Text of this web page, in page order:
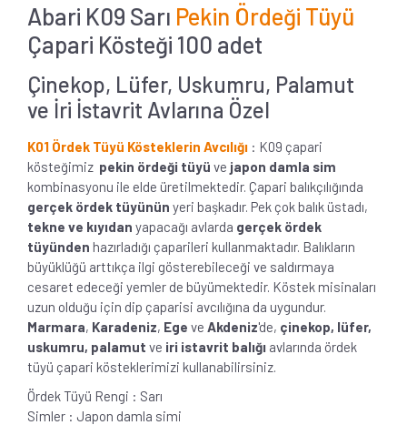
Abari K09 Sarı Pekin Ördeği Tüyü
Çapari Kösteği 100 adet
Çinekop, Lüfer, Uskumru, Palamut
ve İri İstavrit Avlarına Özel
K01 Ördek Tüyü Kösteklerin Avcılığı : K09 çapari
kösteğimiz pekin ördeği tüyü ve japon damla sim
kombinasyonu ile elde üretilmektedir. Çapari balıkçılığında
gerçek ördek tüyünün yeri başkadır. Pek çok balık üstadı,
tekne ve kıyıdan yapacağı avlarda gerçek ördek
tüyünden hazırladığı çaparileri kullanmaktadır. Balıkların
büyüklüğü arttıkça ilgi gösterebileceği ve saldırmaya
cesaret edeceği yemler de büyümektedir. Köstek misinaları
uzun olduğu için dip çaparisi avcılığına da uygundur.
Marmara, Karadeniz, Ege ve Akdeniz'de, çinekop, lüfer,
uskumru, palamut ve iri istavrit balığı avlarında ördek
tüyü çapari kösteklerimizi kullanabilirsiniz.
Ördek Tüyü Rengi : Sarı
Simler : Japon damla simi